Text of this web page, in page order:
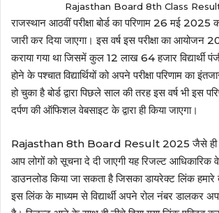
Rajasthan Board 8th Class
राजस्थान आठवीं परीक्षा बोर्ड का परिणाम 26 मई
जारी कर दिया जाएगा। इस वर्ष इस परीक्षा का
कराया गया था जिसमें कुल 12 लाख 64 हजार विद्यार्थी
होने के पश्चात विद्यार्थियों को अपने परीक्षा परिणाम का
हो चुका है बोर्ड द्वारा पिछले साल की तरह इस वर्ष भी इस
दर्पण की ऑफिशल वेबसाइट के द्वारा ही किया जाएगा।
Rajasthan 8th Board Result 2025 जैसे ही जारी
आप लोगों को सूचना दे दी जाएगी यह रिजल्ट आधिकारिक
डाउनलोड किया जा सकता है जिसका डायरेक्ट लिंक हमारे
इस लिंक के माध्यम से विद्यार्थी अपने रोल नंबर डालकर